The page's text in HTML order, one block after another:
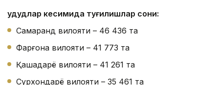
Ҳудудлар кесимида туғилишлар сони:
Самарқанд вилояти – 46 436 та
Фарғона вилояти – 41 773 та
Қашқадарё вилояти – 41 261 та
Сурхондарё вилояти – 35 461 та